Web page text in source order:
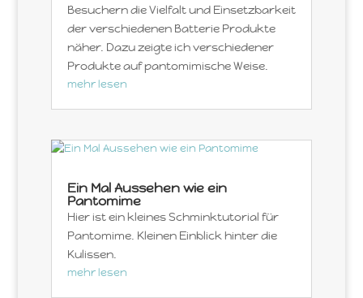
Besuchern die Vielfalt und Einsetzbarkeit
der verschiedenen Batterie Produkte
näher. Dazu zeigte ich verschiedener
Produkte auf pantomimische Weise.
mehr lesen
Ein Mal Aussehen wie ein
Pantomime
Hier ist ein kleines Schminktutorial für
Pantomime. Kleinen Einblick hinter die
Kulissen.
mehr lesen